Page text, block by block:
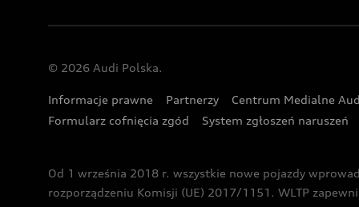
© 2026 Audi Polska.
Informacje prawne Partnerzy Centrum Medialne
Formularz cofnięcia zgód
System zgłoszeń naruszeń
Od 1 września 2018 r. wszystkie nowe pojazdy
rozporządzeniu Komisji (UE) 2017/1151. WLTP